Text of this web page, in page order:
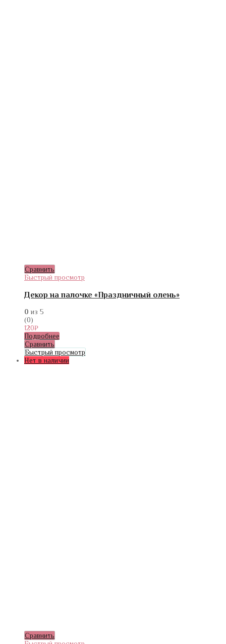
Сравнить
Быстрый просмотр
Декор на палочке «Праздничный олень»
0 из 5
(0)
120₽
Подробнее
Сравнить
Быстрый просмотр
Нет в наличии
Сравнить